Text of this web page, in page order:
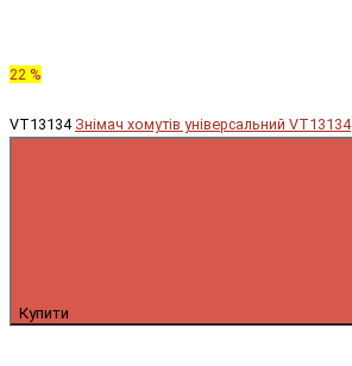
22 %
VT13134 Знімач хомутів універсальний VT13134
Купити